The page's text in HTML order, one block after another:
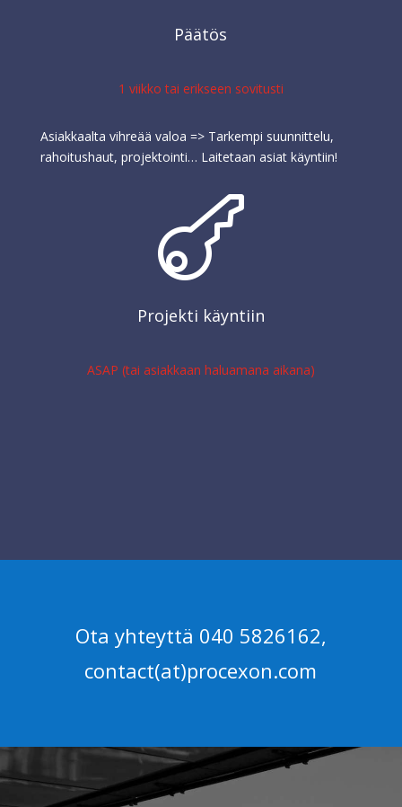
Päätös
1 viikko tai erikseen sovitusti
Asiakkaalta vihreää valoa => Tarkempi suunnittelu,
rahoitushaut, projektointi… Laitetaan asiat käyntiin!

Projekti käyntiin
ASAP (tai asiakkaan haluamana aikana)
Ota yhteyttä 040 5826162,
contact(at)procexon.com